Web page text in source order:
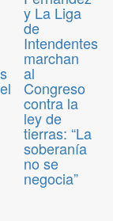
y La Liga
de
Intendentes
marchan
al
Congreso
contra la
ley de
tierras: “La
soberanía
no se
negocia”